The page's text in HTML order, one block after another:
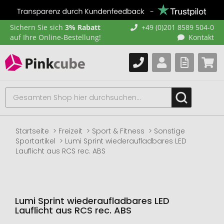
Sichern Sie sich 3% Rabatt
auf Ihre Online-Bestellung!
+49 (0)201 8589 504-0
Kontakt
Startseite Freizeit Sport & Fitness
Sonstige
Sportartikel
Lumi Sprint wiederaufladbares LED
Lauflicht aus RCS rec. ABS
Lumi Sprint wiederaufladbares LED
Lauflicht aus RCS rec. ABS